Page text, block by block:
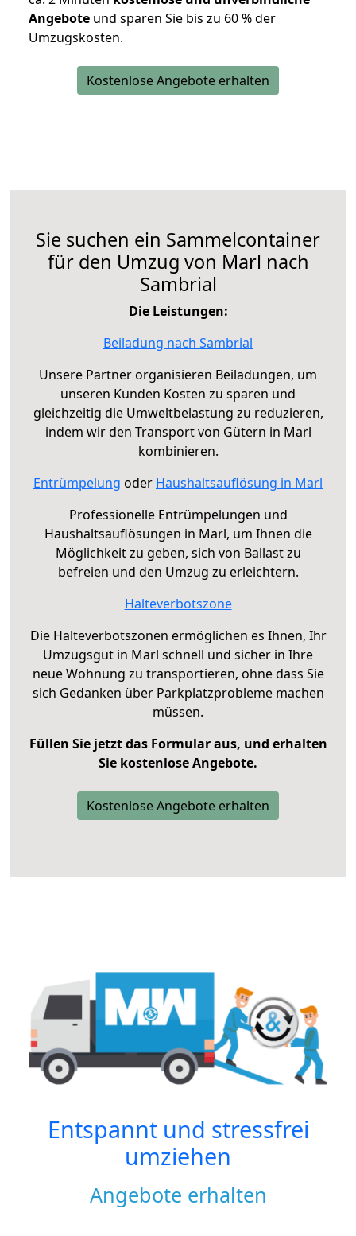
Angebote und sparen Sie bis zu 60 % der
Umzugskosten.
Kostenlose Angebote erhalten
Sie suchen ein Sammelcontainer
für den Umzug von Marl nach
Sambrial
Die Leistungen:
Beiladung nach Sambrial
Unsere Partner organisieren Beiladungen, um
unseren Kunden Kosten zu sparen und
gleichzeitig die Umweltbelastung zu reduzieren,
indem wir den Transport von Gütern in Marl
kombinieren.
Entrümpelung oder Haushaltsauflösung in Marl
Professionelle Entrümpelungen und
Haushaltsauflösungen in Marl, um Ihnen die
Möglichkeit zu geben, sich von Ballast zu
befreien und den Umzug zu erleichtern.
Halteverbotszone
Die Halteverbotszonen ermöglichen es Ihnen, Ihr
Umzugsgut in Marl schnell und sicher in Ihre
neue Wohnung zu transportieren, ohne dass Sie
sich Gedanken über Parkplatzprobleme machen
müssen.
Füllen Sie jetzt das Formular aus, und erhalten
Sie kostenlose Angebote.
Kostenlose Angebote erhalten
Entspannt und stressfrei
umziehen
Angebote erhalten